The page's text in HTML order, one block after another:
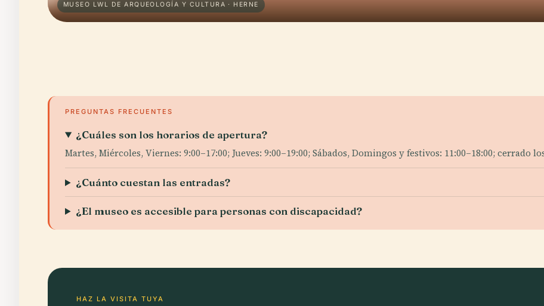
MUSEO LWL DE ARQUEOLOGÍA Y CULTURA · HERNE
PREGUNTAS FRECUENTES
¿Cuáles son los horarios de apertura?
Martes, Miércoles, Viernes: 9:00–17:00; Jueves: 9:00–19:00; Sábados, Domingos y festivos: 11:00–18:00; cerrado
¿Cuánto cuestan las entradas?
¿El museo es accesible para personas con discapacidad?
HAZ LA VISITA TUYA